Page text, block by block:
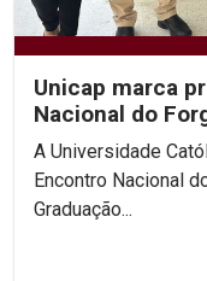
Unicap marca
Nacional do
A Universidade
Encontro Nacional
Graduação...